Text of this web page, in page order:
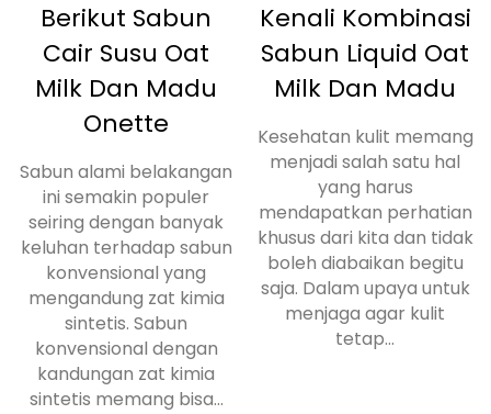
Berikut Sabun
Cair Susu Oat
Milk Dan Madu
Onette
Sabun alami belakangan
ini semakin populer
seiring dengan banyak
keluhan terhadap sabun
konvensional yang
mengandung zat kimia
sintetis. Sabun
konvensional dengan
kandungan zat kimia
sintetis memang bisa...
Kenali Kombinasi
Sabun Liquid Oat
Milk Dan Madu
Kesehatan kulit memang
menjadi salah satu hal
yang harus
mendapatkan perhatian
khusus dari kita dan tidak
boleh diabaikan begitu
saja. Dalam upaya untuk
menjaga agar kulit
tetap...